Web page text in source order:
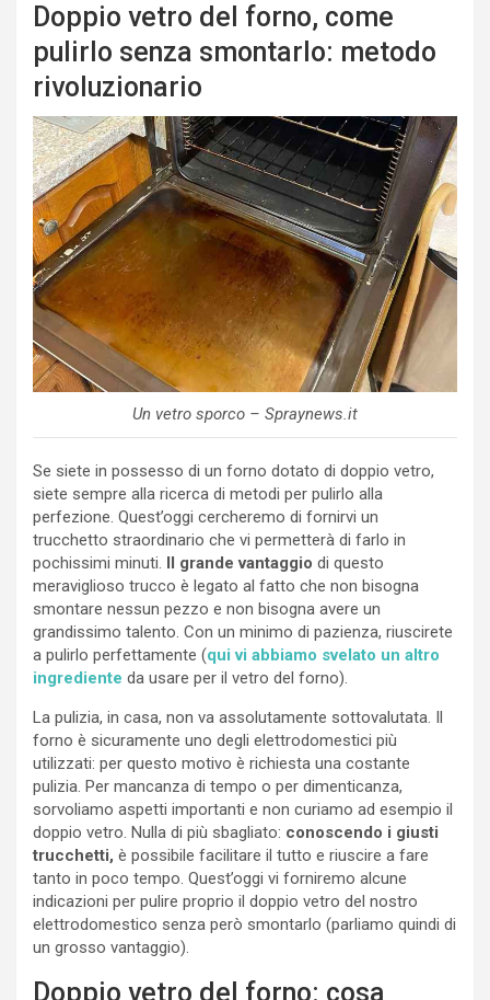
Doppio vetro del forno, come
pulirlo senza smontarlo: metodo
rivoluzionario
Un vetro sporco – Spraynews.it
Se siete in possesso di un forno dotato di doppio vetro,
siete sempre alla ricerca di metodi per pulirlo alla
perfezione. Quest’oggi cercheremo di fornirvi un
trucchetto straordinario che vi permetterà di farlo in
pochissimi minuti. Il grande vantaggio di questo
meraviglioso trucco è legato al fatto che non bisogna
smontare nessun pezzo e non bisogna avere un
grandissimo talento. Con un minimo di pazienza, riuscirete
a pulirlo perfettamente (qui vi abbiamo svelato un altro
ingrediente da usare per il vetro del forno).
La pulizia, in casa, non va assolutamente sottovalutata. Il
forno è sicuramente uno degli elettrodomestici più
utilizzati: per questo motivo è richiesta una costante
pulizia. Per mancanza di tempo o per dimenticanza,
sorvoliamo aspetti importanti e non curiamo ad esempio il
doppio vetro. Nulla di più sbagliato: conoscendo i giusti
trucchetti, è possibile facilitare il tutto e riuscire a fare
tanto in poco tempo. Quest’oggi vi forniremo alcune
indicazioni per pulire proprio il doppio vetro del nostro
elettrodomestico senza però smontarlo (parliamo quindi di
un grosso vantaggio).
Doppio vetro del forno: cosa